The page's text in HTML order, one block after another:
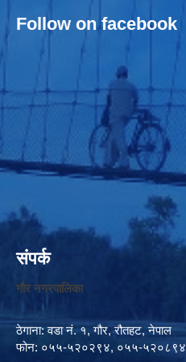
Follow on facebook
संपर्क
गौर नगरपालिका
ठेगाना: वडा नं. १, गौर, रौतहट, नेपाल
फोन: ०५५-५२०२९४, ०५५-५२०८९४